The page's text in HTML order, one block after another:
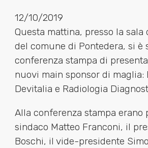
12/10/2019
Questa mattina, presso la sala
del comune di Pontedera, si è
conferenza stampa di
nuovi main sponsor di maglia:
Devitalia e Radiologia
Alla conferenza stampa erano
sindaco Matteo Franconi, il
Boschi, il vide-presidente